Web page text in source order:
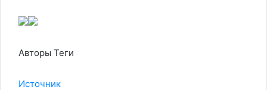
Авторы Теги
Источник